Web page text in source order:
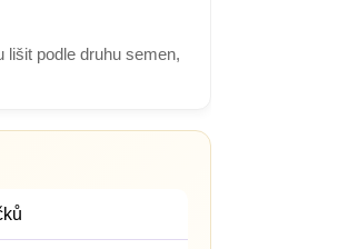
podle druhu semen,